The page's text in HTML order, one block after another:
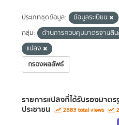
ประเภทชุดข้อมูล: ข้อมูลระเบียน
กลุ่ม:
ด้านการควบคุมมาตรฐานสิน
แปลง
กรองผลลัพธ์
รายการแปลงที่ได้รับรองมาต
ประชาชน 2883 total views